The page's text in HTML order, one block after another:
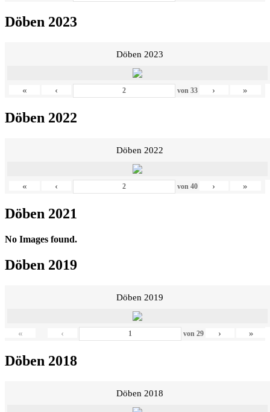
Döben 2023
Döben 2023
« ‹ von 33 › »
Döben 2022
Döben 2022
« ‹ von 40 › »
Döben 2021
No Images found.
Döben 2019
Döben 2019
« ‹ von 29 › »
Döben 2018
Döben 2018